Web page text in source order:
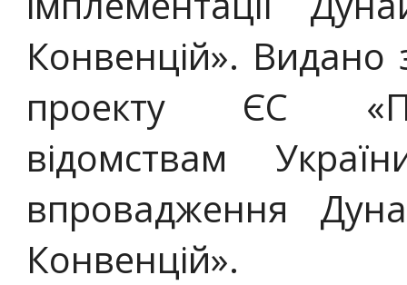
Конвенцій». Видано
проекту ЄС
відомствам
впровадження
Конвенцій».